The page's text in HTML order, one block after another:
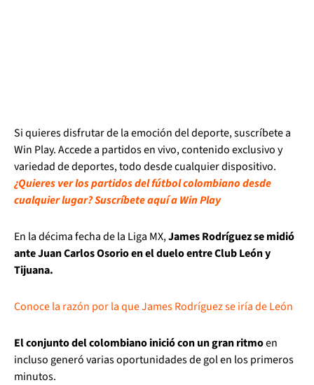
Si quieres disfrutar de la emoción del deporte, suscríbete a
Win Play. Accede a partidos en vivo, contenido exclusivo y
variedad de deportes, todo desde cualquier dispositivo.
¿Quieres ver los partidos del fútbol colombiano desde
cualquier lugar? Suscríbete aquí a Win Play
En la décima fecha de la Liga MX,James Rodríguez se midió
ante Juan Carlos Osorio en el duelo entre Club León y
Tijuana.
Conoce la razón por la que James Rodríguez se iría de León
El conjunto del colombiano inició con un gran ritmoen
incluso generó varias oportunidades de gol en los primeros
minutos.